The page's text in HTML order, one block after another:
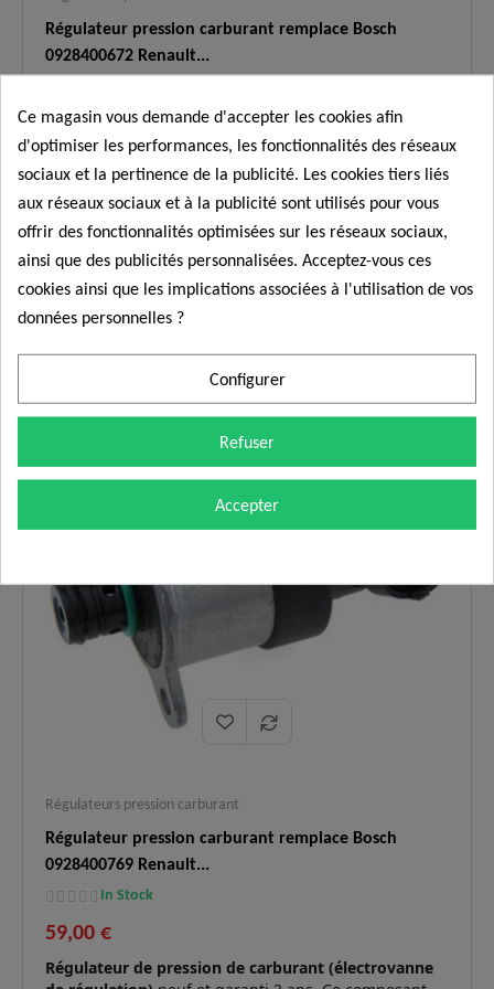
Régulateur pression carburant remplace Bosch
0928400672 Renault...
49,00 €
Régulateur de pression de carburant (électrovanne
de régulation)neuf et garanti 2 ans. Ce composant
haute précision remplace la référence Bosch
0928400672ainsi que 8200503229, 8200503230,
Nissan 1670100Q0A et Opel 93189943. Il se monte sur
la pompe haute pression 0445010140 et assure un
contrôle précis de la pression sur les moteurs 2.5 dCi.
✅Moteurs compatibles :
Symptômes Perte de puissance, à-coups, mode
dégradé, calage moteur.
Renault Master/Trafic, Opel
Movano/Vivaro, Nissan
Interstar/Primastar.
:
En stock, expédition immédiate,
livraison express 48h.
Commander
Régulateurs pression carburant
Régulateur pression carburant remplace Bosch
0928400769 Renault...
In Stock
59,00 €
Régulateur de pression de carburant (électrovanne
Ce magasin vous demande d'accepter les cookies afin
d'optimiser les performances, les fonctionnalités des réseaux
sociaux et la pertinence de la publicité. Les cookies tiers liés
aux réseaux sociaux et à la publicité sont utilisés pour vous
offrir des fonctionnalités optimisées sur les réseaux sociaux,
ainsi que des publicités personnalisées. Acceptez-vous ces
cookies ainsi que les implications associées à l'utilisation de vos
données personnelles ?
Configurer
Refuser
Accepter